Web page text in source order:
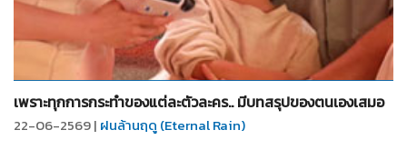
จำนวน5รูป
เพราะทุกการกระทำของแต่ละตัวละคร.. มีบทสรุปของตนเองเสมอ
22-06-2569 | ฝนล้านฤดู (Eternal Rain)